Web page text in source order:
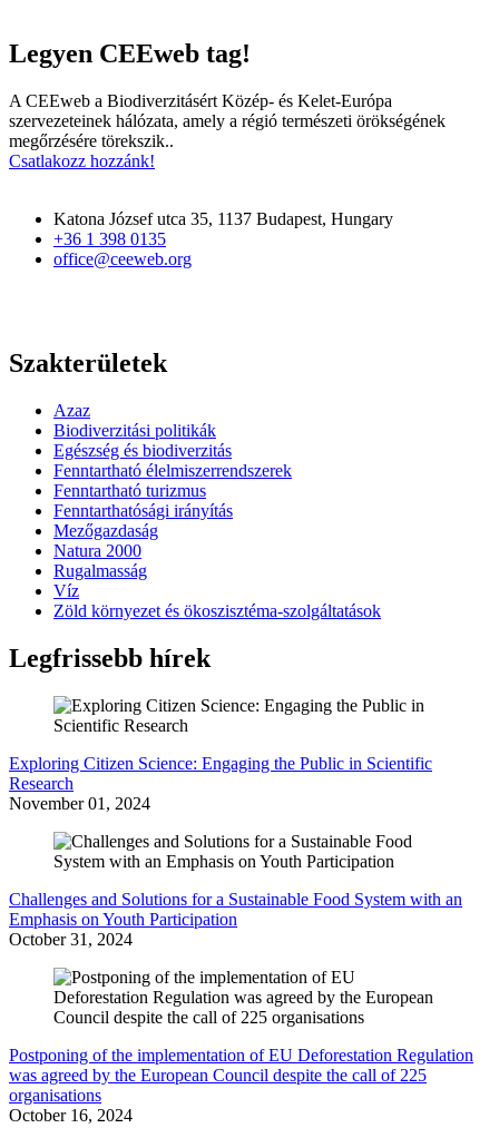
Legyen CEEweb tag!
A CEEweb a Biodiverzitásért Közép- és Kelet-Európa
szervezeteinek hálózata, amely a régió természeti örökségének
megőrzésére törekszik..
Csatlakozz hozzánk!
Katona József utca 35, 1137 Budapest, Hungary
+36 1 398 0135
office@ceeweb.org
Szakterületek
Azaz
Biodiverzitási politikák
Egészség és biodiverzitás
Fenntartható élelmiszerrendszerek
Fenntartható turizmus
Fenntarthatósági irányítás
Mezőgazdaság
Natura 2000
Rugalmasság
Víz
Zöld környezet és ökoszisztéma-szolgáltatások
Legfrissebb hírek
Exploring Citizen Science: Engaging the Public in Scientific
Research
November 01, 2024
Challenges and Solutions for a Sustainable Food System with an
Emphasis on Youth Participation
October 31, 2024
Postponing of the implementation of EU Deforestation Regulation
was agreed by the European Council despite the call of 225
organisations
October 16, 2024